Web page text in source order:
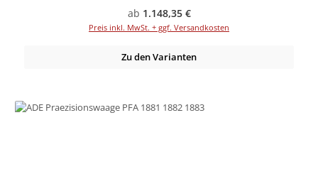
Regulärer Preis:
ab 1.148,35 €
Preis inkl. MwSt. + ggf. Versandkosten
Zu den Varianten